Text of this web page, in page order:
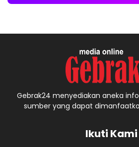
Gebrak24 menyediakan aneka
sumber yang dapat
Ikuti Kami